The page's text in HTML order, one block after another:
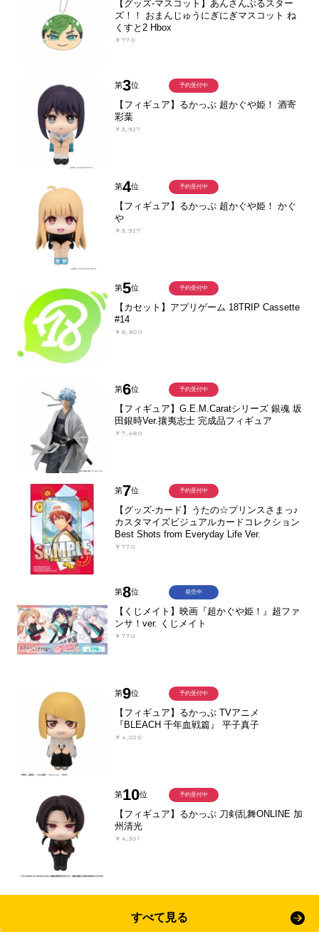
【グッズ-マスコット】あんさんぶるスター
ズ！！ おまんじゅうにぎにぎマスコット ね
くすと2 Hbox
￥770
第3位
【フィギュア】るかっぷ 超かぐや姫！ 酒寄
彩葉
￥3,927
予約受付中
第4位
【フィギュア】るかっぷ 超かぐや姫！ かぐ
や
￥3,927
予約受付中
第5位
【カセット】アプリゲーム 18TRIP Cassette
#14
￥8,800
予約受付中
第6位
【フィギュア】G.E.M.Caratシリーズ 銀魂 坂
田銀時Ver.攘夷志士 完成品フィギュア
￥7,480
予約受付中
第7位
【グッズ-カード】うたの☆プリンスさまっ♪
カスタマイズビジュアルカードコレクション
Best Shots from Everyday Life Ver.
￥770
予約受付中
第8位
【くじメイト】映画『超かぐや姫！』超ファ
ンサ！ver. くじメイト
￥770
発売中
第9位
【フィギュア】るかっぷ TVアニメ
『BLEACH 千年血戦篇』 平子真子
￥4,020
予約受付中
第10位
【フィギュア】るかっぷ 刀剣乱舞ONLINE 加
州清光
￥4,301
予約受付中
すべて見る